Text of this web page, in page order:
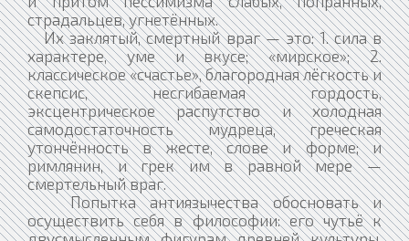
страдальцев, угнетённых.
Их заклятый, смертный враг — это: 1. сила в
характере, уме и вкусе; «мирское»; 2.
классическое «счастье», благородная лёгкость и
скепсис, несгибаемая гордость,
эксцентрическое распутство и холодная
самодостаточность мудреца, греческая
утончённость в жесте, слове и форме; и
римлянин, и грек им в равной мере —
смертельный враг.
Попытка антиязычества обосновать и
осуществить себя в философии: его чутьё к